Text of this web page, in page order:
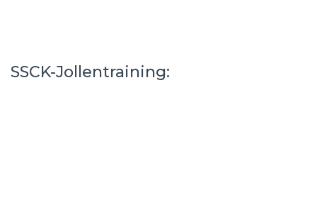
SSCK-Jollentraining: